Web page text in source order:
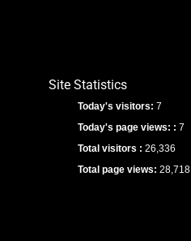
Site Statistics
Today's visitors: 7
Today's page views: : 7
Total visitors : 26,336
Total page views: 28,718